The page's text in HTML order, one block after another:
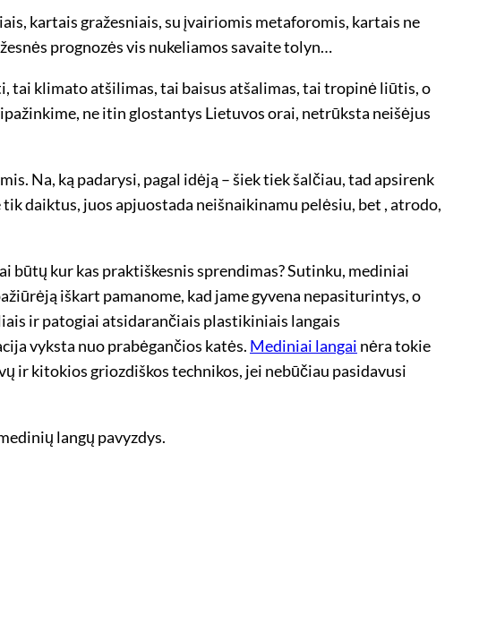
kartais gražesniais, su įvairiomis metaforomis, kartais ne
prognozės vis nukeliamos savaite tolyn…
tai klimato atšilimas, tai baisus atšalimas, tai tropinė liūtis, o
ne itin glostantys Lietuvos orai, netrūksta neišėjus
Na, ką padarysi, pagal idėją – šiek tiek šalčiau, tad apsirenk
daiktus, juos apjuostada neišnaikinamu pelėsiu, bet , atrodo,
būtų kur kas praktiškesnis sprendimas? Sutinku, mediniai
iškart pamanome, kad jame gyvena nepasiturintys, o
ir patogiai atsidarančiais plastikiniais langais
vyksta nuo prabėgančios katės. Mediniai langai nėra tokie
ir kitokios griozdiškos technikos, jei nebūčiau pasidavusi
langų pavyzdys.